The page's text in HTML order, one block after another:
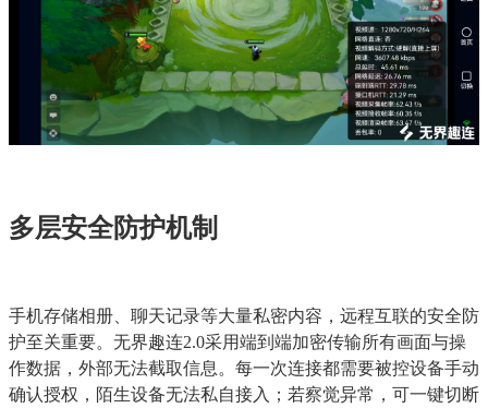
多层安全防护机制
手机存储相册、聊天记录等大量私密内容，远程互联的安全防
护至关重要。无界趣连2.0采用端到端加密传输所有画面与操
作数据，外部无法截取信息。每一次连接都需要被控设备手动
确认授权，陌生设备无法私自接入；若察觉异常，可一键切断